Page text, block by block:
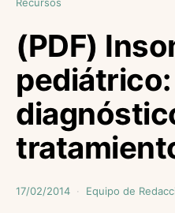
(PDF)
17/02/2014 Equipo de